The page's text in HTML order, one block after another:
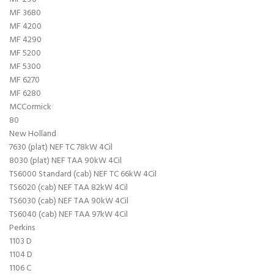
MF 3680
MF 4200
MF 4290
MF 5200
MF 5300
MF 6270
MF 6280
MCCormick
80
New Holland
7630 (plat) NEF TC 78kW 4Cil
8030 (plat) NEF TAA 90kW 4Cil
TS6000 Standard (cab) NEF TC 66kW 4Cil
TS6020 (cab) NEF TAA 82kW 4Cil
TS6030 (cab) NEF TAA 90kW 4Cil
TS6040 (cab) NEF TAA 97kW 4Cil
Perkins
1103 D
1104 D
1106 C